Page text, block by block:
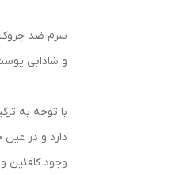
و شادابی
با توجه به
دارد و در
وجود کافئین